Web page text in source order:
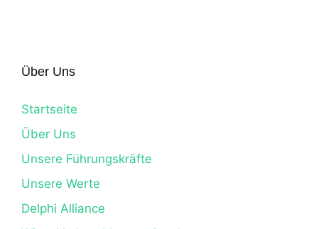
Über Uns
Startseite
Über Uns
Unsere Führungskräfte
Unsere Werte
Delphi Alliance